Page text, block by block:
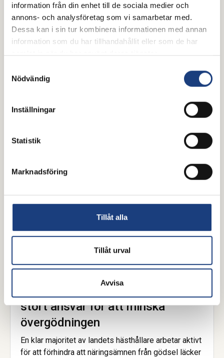
information från din enhet till de sociala medier och
annons- och analysföretag som vi samarbetar med.
Dessa kan i sin tur kombinera informationen med annan
information som du har tillhandahållit eller som de har
samlat in när du har använt deras tjänster.
Nödvändig
Inställningar
Statistik
Marknadsföring
Tillåt alla
Tillåt urval
Avvisa
16 juni 2026
ATG har tagit fram en valkompass
inför valet 2026
Vill du lära dig mer om vad partierna tycker inför
riksdagsvalet 2026? ATG har tagit fram en
15 frågor om hästsport, landsbygdsutveckling och
Pressmeddelande
Ny rapport: Svensk hästnäring tar
stort ansvar för att minska
övergödningen
En klar majoritet av landets hästhållare arbetar aktivt
för att förhindra att näringsämnen från gödsel läcker